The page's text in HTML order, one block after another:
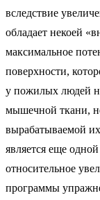
вследствие
обладает некоей
максимальное
поверхности,
у пожилых людей
мышечной ткани,
вырабатываемой
является еще
относительное
программы